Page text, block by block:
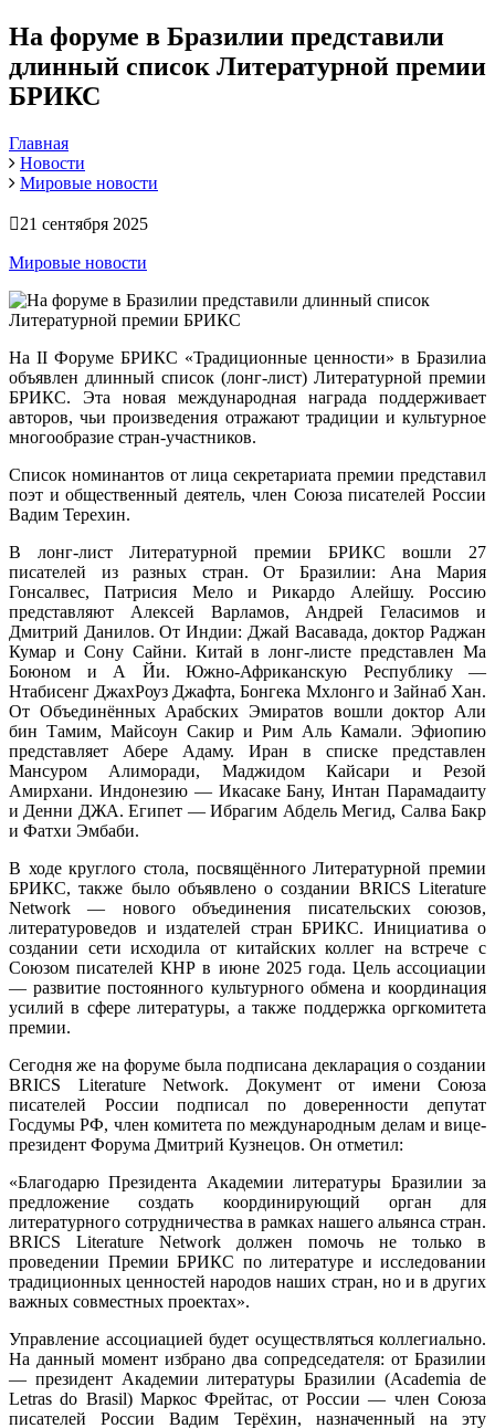
На форуме в Бразилии представили
длинный список Литературной премии
БРИКС
Главная
Новости
Мировые новости
21 сентября 2025
Мировые новости
На II Форуме БРИКС «Традиционные ценности» в Бразилиа
объявлен длинный список (лонг-лист) Литературной премии
БРИКС. Эта новая международная награда поддерживает
авторов, чьи произведения отражают традиции и культурное
многообразие стран-участников.
Список номинантов от лица секретариата премии представил
поэт и общественный деятель, член Союза писателей России
Вадим Терехин.
В лонг-лист Литературной премии БРИКС вошли 27
писателей из разных стран. От Бразилии: Ана Мария
Гонсалвес, Патрисия Мело и Рикардо Алейшу. Россию
представляют Алексей Варламов, Андрей Геласимов и
Дмитрий Данилов. От Индии: Джай Васавада, доктор Раджан
Кумар и Сону Сайни. Китай в лонг-листе представлен Ма
Боюном и А Йи. Южно-Африканскую Республику —
Нтабисенг ДжахРоуз Джафта, Бонгека Мхлонго и Зайнаб Хан.
От Объединённых Арабских Эмиратов вошли доктор Али
бин Тамим, Майсоун Сакир и Рим Аль Камали. Эфиопию
представляет Абере Адаму. Иран в списке представлен
Мансуром Алиморади, Маджидом Кайсари и Резой
Амирхани. Индонезию — Икасаке Бану, Интан Парамадаиту
и Денни ДЖА. Египет — Ибрагим Абдель Мегид, Салва Бакр
и Фатхи Эмбаби.
В ходе круглого стола, посвящённого Литературной премии
БРИКС, также было объявлено о создании BRICS Literature
Network — нового объединения писательских союзов,
литературоведов и издателей стран БРИКС. Инициатива о
создании сети исходила от китайских коллег на встрече с
Союзом писателей КНР в июне 2025 года. Цель ассоциации
— развитие постоянного культурного обмена и координация
усилий в сфере литературы, а также поддержка оргкомитета
премии.
Сегодня же на форуме была подписана декларация о создании
BRICS Literature Network. Документ от имени Союза
писателей России подписал по доверенности депутат
Госдумы РФ, член комитета по международным делам и вице-
президент Форума Дмитрий Кузнецов. Он отметил:
«Благодарю Президента Академии литературы Бразилии за
предложение создать координирующий орган для
литературного сотрудничества в рамках нашего альянса стран.
BRICS Literature Network должен помочь не только в
проведении Премии БРИКС по литературе и исследовании
традиционных ценностей народов наших стран, но и в других
важных совместных проектах».
Управление ассоциацией будет осуществляться коллегиально.
На данный момент избрано два сопредседателя: от Бразилии
— президент Академии литературы Бразилии (Academia de
Letras do Brasil) Маркос Фрейтас, от России — член Союза
писателей России Вадим Терёхин, назначенный на эту